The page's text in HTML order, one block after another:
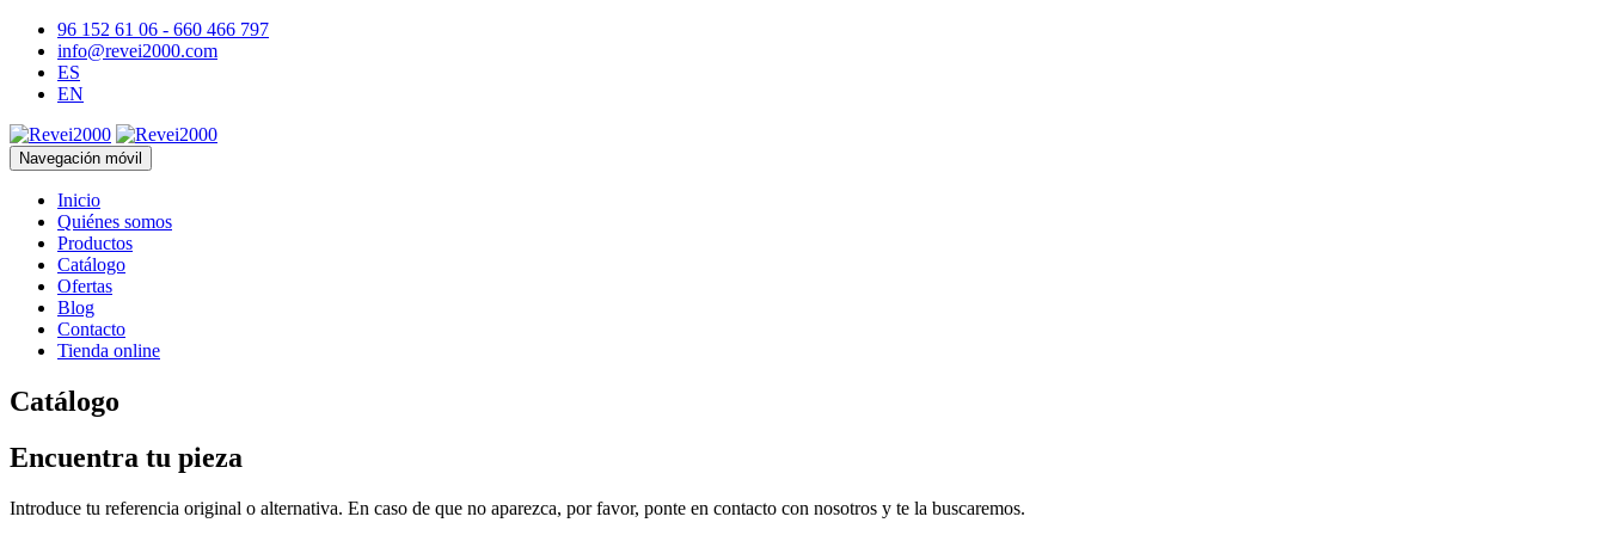
96 152 61 06 - 660 466 797
info@revei2000.com
ES
EN
Navegación móvil
Inicio
Quiénes somos
Productos
Catálogo
Ofertas
Blog
Contacto
Tienda online
Catálogo
Encuentra tu pieza
Introduce tu referencia original o alternativa. En caso de que no aparezca, por favor, ponte en contacto con nosotros y te la buscaremos.